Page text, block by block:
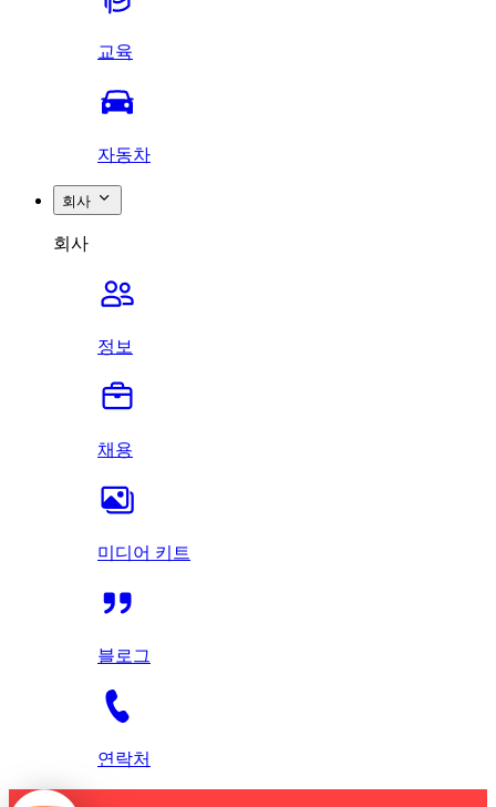
교육
자동차
회사
회사
정보
채용
미디어 키트
블로그
연락처